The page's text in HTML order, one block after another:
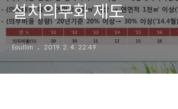
설치의무화 제도
Eoullim 2019. 2. 4. 22:49